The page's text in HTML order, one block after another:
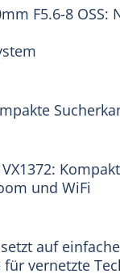
F5.6-8 OSS:
VX1372:
und WiFi
auf einfache
vernetzte